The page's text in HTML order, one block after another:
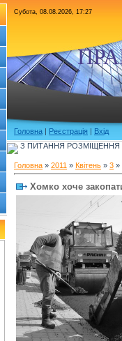
Субота, 08.08.2026, 17:27
Головна | Реєстрація | Вхід
З ПИТАННЯ РОЗМІЩЕННЯ
Головна » 2011 » Квітень » 3 »
Хомко хоче